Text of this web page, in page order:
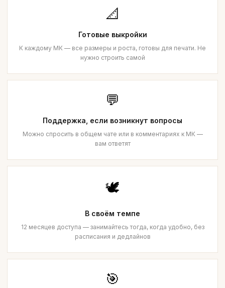
📐
Готовые выкройки
К каждому МК — все размеры и роста, готовы для печати. Не
нужно строить самой
💬
Поддержка, если возникнут вопросы
Можно спросить в общем чате или в комментариях к МК —
вам ответят
🕊️
В своём темпе
12 месяцев доступа — занимайтесь тогда, когда удобно, без
расписания и дедлайнов
🎯